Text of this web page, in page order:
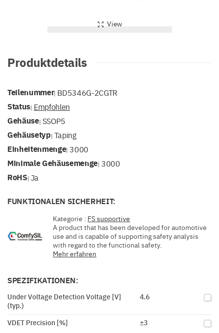
View
Produktdetails
Teilenummer| BD5346G-2CGTR
Status| Empfohlen
Gehäuse| SSOP5
Gehäusetyp| Taping
Einheitenmenge| 3000
Minimale Gehäusemenge| 3000
RoHS| Ja
FUNKTIONALEN SICHERHEIT:
Kategorie : FS supportive
A product that has been developed for automotive
use and is capable of supporting safety analysis
with regard to the functional safety.
Mehr erfahren
SPEZIFIKATIONEN:
Under Voltage Detection Voltage [V]
(typ.)
4.6
VDET Precision [%] ±3